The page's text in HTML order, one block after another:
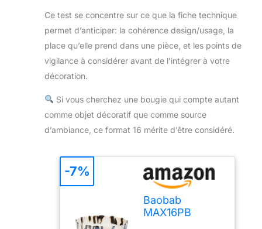
Ce test se concentre sur ce que la fiche technique
permet d’anticiper: la cohérence design/usage, la
place qu’elle prend dans une pièce, et les points de
vigilance à considérer avant de l’intégrer à votre
décoration.
Si vous cherchez une bougie qui compte autant
comme objet décoratif que comme source
d’ambiance, ce format 16 mérite d’être considéré.
Baobab
MAX16PB
-7%